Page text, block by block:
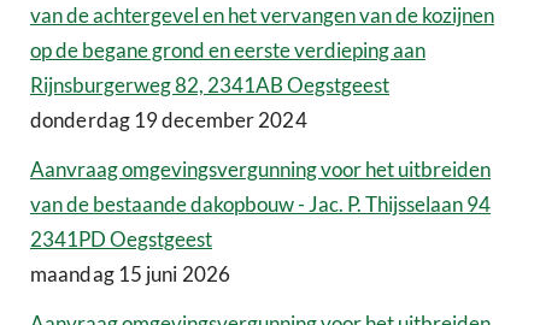
van de achtergevel en het vervangen van de kozijnen
op de begane grond en eerste verdieping aan
Rijnsburgerweg 82, 2341AB Oegstgeest
donderdag 19 december 2024
Aanvraag omgevingsvergunning voor het uitbreiden
van de bestaande dakopbouw - Jac. P. Thijsselaan 94
2341PD Oegstgeest
maandag 15 juni 2026